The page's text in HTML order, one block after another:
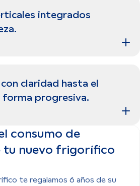
integrados
claridad hasta el
progresiva.
consumo de
tu nuevo frigorífico
te regalamos 6 años de su